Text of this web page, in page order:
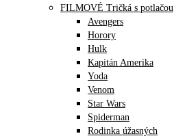
FILMOVÉ Tričká s potlačou
Avengers
Horory
Hulk
Kapitán Amerika
Yoda
Venom
Star Wars
Spiderman
Rodinka úžasných